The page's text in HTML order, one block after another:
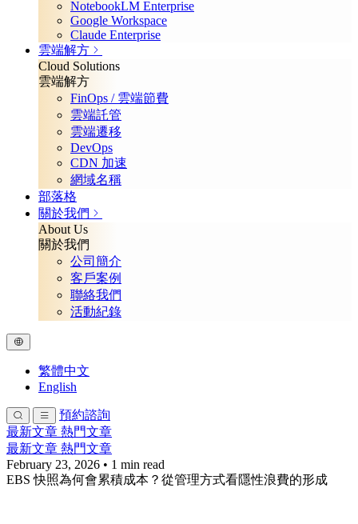
NotebookLM Enterprise
Google Workspace
Claude Enterprise
雲端解方
Cloud Solutions
雲端解方
FinOps / 雲端節費
雲端託管
雲端遷移
DevOps
CDN 加速
網域名稱
部落格
關於我們
About Us
關於我們
公司簡介
客戶案例
聯絡我們
活動紀錄
繁體中文
English
預約諮詢
最新文章 熱門文章
最新文章 熱門文章
February 23, 2026 • 1 min read
EBS 快照為何會累積成本？從管理方式看隱性浪費的形成